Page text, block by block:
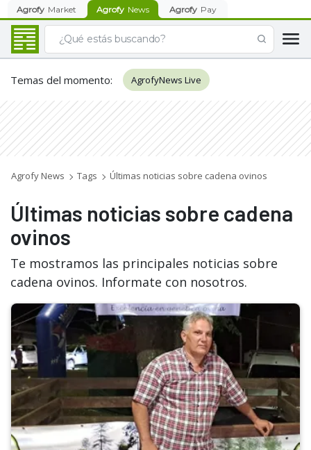
Agrofy Market Agrofy News Agrofy Pay
Temas del momento: AgrofyNews Live
Agrofy News Tags Últimas noticias sobre cadena ovinos
Últimas noticias sobre cadena
ovinos
Te mostramos las principales noticias sobre
cadena ovinos. Informate con nosotros.